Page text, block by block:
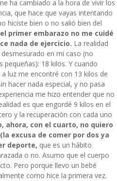
ha cambiado a la hora de vivir los
que hace que vayas intentando
hiciste bien o no salió bien del
primer embarazo no me cuidé
nada de ejercicio. La realidad
en mi caso (no
18 kilos. Y cuando
luz me encontré con 13 kilos de
hacer nada especial, y no pasa
me hizo entender que no
es que engordé 9 kilos en el
y la recuperación con cada uno
ahora, con el cuarto, no quiero
excusa de comer por dos ya
deporte, que es un hábito
o no. Asumo que el cuerpo
Pero porque llevo un bebé
como hice la primera vez.